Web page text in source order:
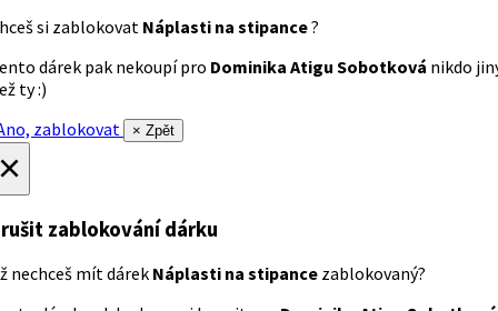
si zablokovat Náplasti na stipance?
dárek pak nekoupí pro Dominika Atigu Sobotková nikdo
ty :)
zablokovat
× Zpět
zablokování dárku
nechceš mít dárek Náplasti na stipance zablokovaný?